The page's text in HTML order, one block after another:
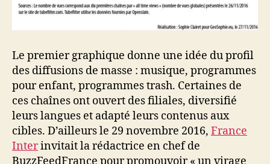
Le premier graphique donne une idée du profil
des diffusions de masse : musique, programmes
pour enfant, programmes trash. Certaines de
ces chaînes ont ouvert des filiales, diversifié
leurs langues et adapté leurs contenus aux
cibles. D’ailleurs le 29 novembre 2016, France
Interinvitait la rédactrice en chef de